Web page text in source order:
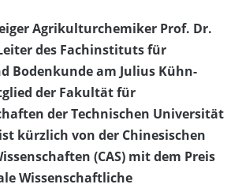
Agrikulturchemiker Prof. Dr.
des Fachinstituts für
Bodenkunde am Julius Kühn-
der Fakultät für
der Technischen Universität
kürzlich von der Chinesischen
(CAS) mit dem Preis
Wissenschaftliche